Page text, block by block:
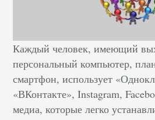
Каждый человек, имеющий
персональный компьютер,
смартфон, использует
«ВКонтакте», Instagram,
медиа, которые легко